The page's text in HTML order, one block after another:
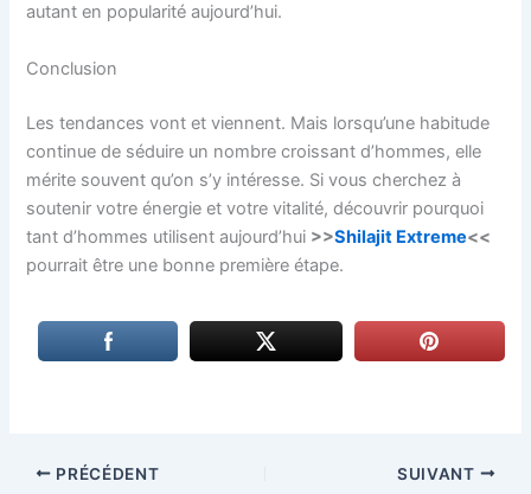
autant en popularité aujourd’hui.
Conclusion
Les tendances vont et viennent. Mais lorsqu’une habitude
continue de séduire un nombre croissant d’hommes, elle
mérite souvent qu’on s’y intéresse. Si vous cherchez à
soutenir votre énergie et votre vitalité, découvrir pourquoi
tant d’hommes utilisent aujourd’hui >>Shilajit Extreme<<
pourrait être une bonne première étape.
PRÉCÉDENT SUIVANT